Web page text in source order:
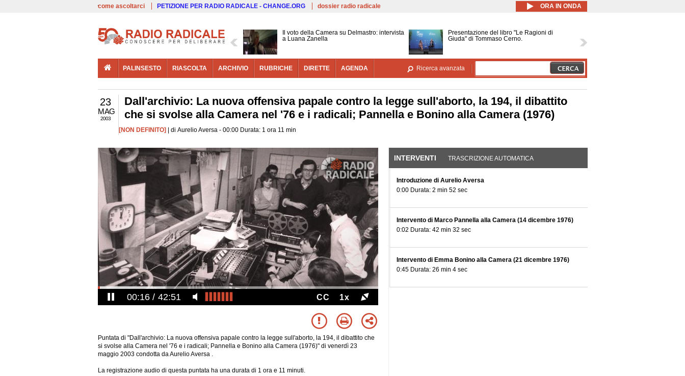
Salta al contenuto principale
come ascoltarci PETIZIONE PER RADIO RADICALE - CHANGE.ORG dossier radio radicale ORA IN ONDA
Il voto della Camera su Delmastro: intervista
a Luana Zanella
Presentazione del libro "Le Ragioni di
Giuda" di Tommaso Cerno.
PALINSESTO RIASCOLTA ARCHIVIO RUBRICHE DIRETTE AGENDA Ricerca avanzata
23
MAG
2003
Dall'archivio: La nuova offensiva papale contro la legge sull'aborto, la 194, il dibattito
che si svolse alla Camera nel '76 e i radicali; Pannella e Bonino alla Camera (1976)
[NON DEFINITO] | di Aurelio Aversa - 00:00 Durata: 1 ora 11 min
00:17 42:51 CC 1x
Puntata di "Dall'archivio: La nuova offensiva papale contro la legge sull'aborto, la 194, il dibattito che
si svolse alla Camera nel '76 e i radicali; Pannella e Bonino alla Camera (1976)" di venerdì 23
maggio 2003 condotta da Aurelio Aversa .
La registrazione audio di questa puntata ha una durata di 1 ora e 11 minuti.
INTERVENTI (SCHEDA ATTIVA)
TRASCRIZIONE AUTOMATICA
Introduzione di Aurelio Aversa
0:00 Durata: 2 min 52 sec
Intervento di Marco Pannella alla Camera (14 dicembre 1976)
0:02 Durata: 42 min 32 sec
Intervento di Emma Bonino alla Camera (21 dicembre 1976)
0:45 Durata: 26 min 4 sec